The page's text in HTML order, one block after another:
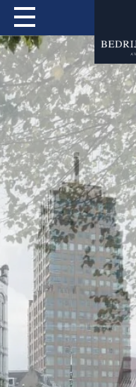
Actueel
Over mij
Expertises
Special Services
Tarieven
Contact